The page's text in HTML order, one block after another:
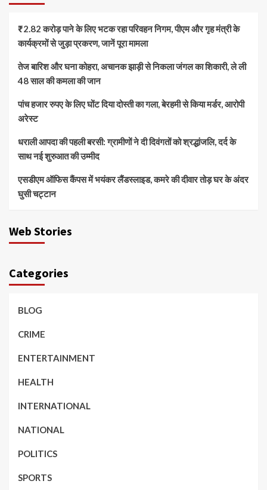
₹2.82 करोड़ पाने के लिए भटक रहा परिवहन निगम, पीएम और गृह मंत्री के
कार्यक्रमों से जुड़ा प्रकरण, जानें पूरा मामला
तेज बारिश और घना कोहरा, अचानक झाड़ी से निकला जंगल का शिकारी, ले ली
48 साल की कमला की जान
पांच हजार रुपए के लिए घोंट दिया दोस्ती का गला, बेरहमी से किया मर्डर, आरोपी
अरेस्ट
धराली आपदा की पहली बरसी: ग्रामीणों ने दी दिवंगतों को श्रद्धांजलि, दर्द के
साथ नई शुरुआत की उम्मीद
एसडीएम ऑफिस कैंपस में भयंकर लैंडस्लाइड, कमरे की दीवार तोड़ घर के अंदर
घुसी चट्टान
Web Stories
Categories
BLOG
CRIME
ENTERTAINMENT
HEALTH
INTERNATIONAL
NATIONAL
POLITICS
SPORTS